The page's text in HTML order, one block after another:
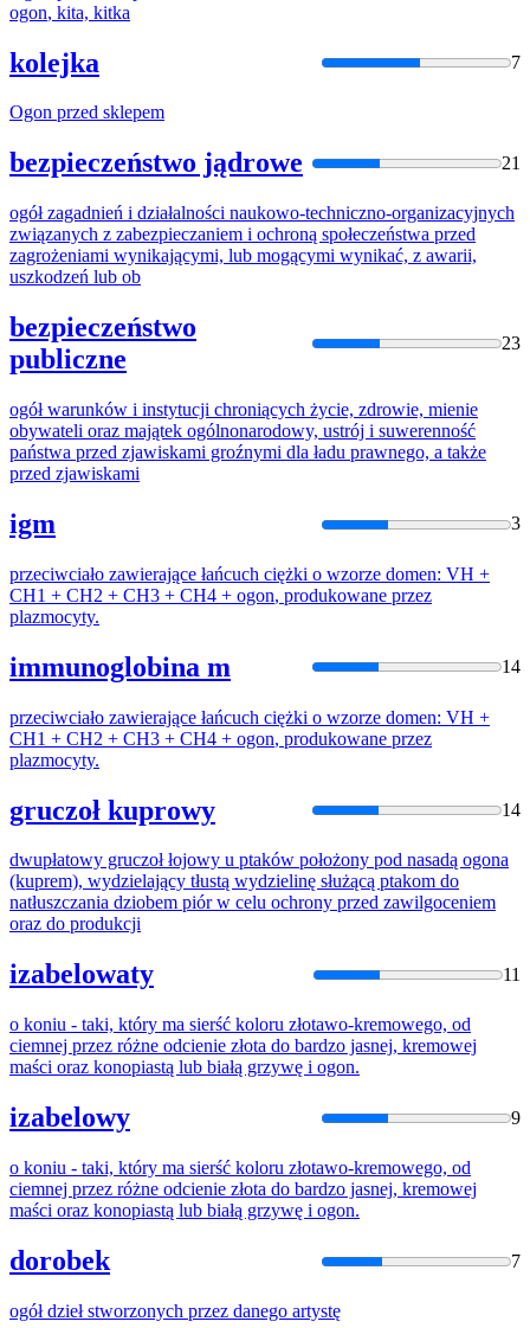
ogon, kita, kitka
kolejka 7
Ogon przed sklepem
bezpieczeństwo jądrowe 21
ogółzagadnień i działalności naukowo-techniczno-organizacyjnych
związanych z zabezpieczaniem i ochroną społeczeństwa przed
zagrożeniami wynikającymi, lub mogącymi wynikać, z awarii,
uszkodzeń lub ob
bezpieczeństwo
publiczne
23
ogółwarunków i instytucji chroniących życie, zdrowie, mienie
obywateli oraz majątek ogólnonarodowy, ustrój i suwerenność
państwa przed zjawiskami groźnymi dla ładu prawnego, a także
przed zjawiskami
igm 3
przeciwciało zawierające łańcuch ciężki o wzorze domen: VH +
CH1 + CH2 + CH3 + CH4 + ogon, produkowane przez
plazmocyty.
immunoglobina m 14
przeciwciało zawierające łańcuch ciężki o wzorze domen: VH +
CH1 + CH2 + CH3 + CH4 + ogon, produkowane przez
plazmocyty.
gruczoł kuprowy 14
dwupłatowy gruczoł łojowy u ptaków położony pod nasadą ogona
(kuprem), wydzielający tłustą wydzielinę służącą ptakom do
natłuszczania dziobem piór w celu ochrony przed zawilgoceniem
oraz do produkcji
izabelowaty 11
o koniu - taki, który ma sierść koloru złotawo-kremowego, od
ciemnej przez różne odcienie złota do bardzo jasnej, kremowej
maści oraz konopiastą lub białą grzywę i ogon.
izabelowy 9
o koniu - taki, który ma sierść koloru złotawo-kremowego, od
ciemnej przez różne odcienie złota do bardzo jasnej, kremowej
maści oraz konopiastą lub białą grzywę i ogon.
dorobek 7
ogółdzieł stworzonych przez danego artystę